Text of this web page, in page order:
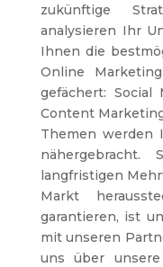
zukünftige
analysieren Ihr
Ihnen die
Online
gefächert: Social
Content
Themen werden
langfristigen
Markt
garantieren, ist
mit unseren
uns über